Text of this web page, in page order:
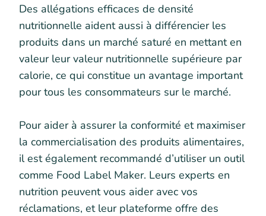
Des allégations efficaces de densité
nutritionnelle aident aussi à différencier les
produits dans un marché saturé en mettant en
valeur leur valeur nutritionnelle supérieure par
calorie, ce qui constitue un avantage important
pour tous les consommateurs sur le marché.
Pour aider à assurer la conformité et maximiser
la commercialisation des produits alimentaires,
il est également recommandé d’utiliser un outil
comme Food Label Maker. Leurs experts en
nutrition peuvent vous aider avec vos
réclamations, et leur plateforme offre des